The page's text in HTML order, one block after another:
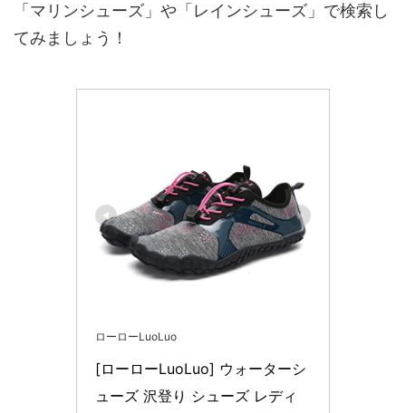
「マリンシューズ」や「レインシューズ」で検索し
てみましょう！
ローローLuoLuo
[ローローLuoLuo] ウォーターシ
ューズ 沢登り シューズ レディ